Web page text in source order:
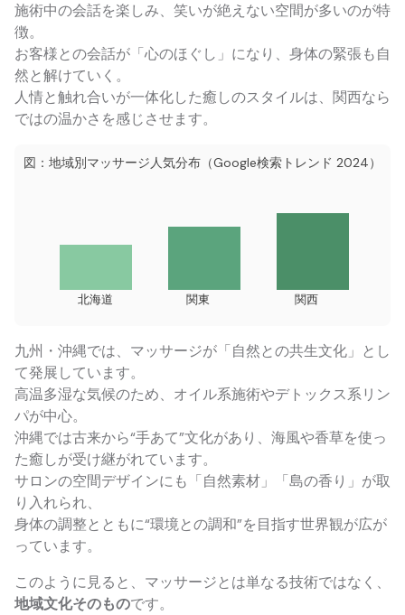
施術中の会話を楽しみ、笑いが絶えない空間が多いのが特
徴。
お客様との会話が「心のほぐし」になり、身体の緊張も自
然と解けていく。
人情と触れ合いが一体化した癒しのスタイルは、関西なら
ではの温かさを感じさせます。
図：地域別マッサージ人気分布（Google検索トレンド 2024）
北海道 関東 関西
九州・沖縄では、マッサージが「自然との共生文化」とし
て発展しています。
高温多湿な気候のため、オイル系施術やデトックス系リン
パが中心。
沖縄では古来から“手あて”文化があり、海風や香草を使っ
た癒しが受け継がれています。
サロンの空間デザインにも「自然素材」「島の香り」が取
り入れられ、
身体の調整とともに“環境との調和”を目指す世界観が広が
っています。
このように見ると、マッサージとは単なる技術ではなく、
地域文化そのものです。